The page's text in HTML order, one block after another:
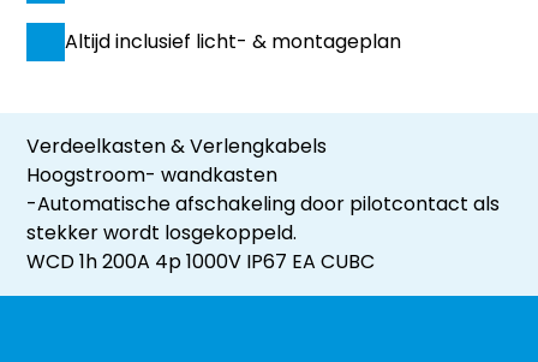
Altijd inclusief licht- & montageplan
Verdeelkasten & Verlengkabels
Hoogstroom- wandkasten
-Automatische afschakeling door pilotcontact als
stekker wordt losgekoppeld.
WCD 1h 200A 4p 1000V IP67 EA CUBC